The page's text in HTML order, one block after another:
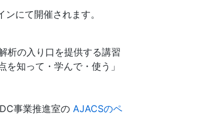
にて開催されます。
析の入り口を提供する講習
知って・学んで・使う」
事業推進室の AJACSのペ